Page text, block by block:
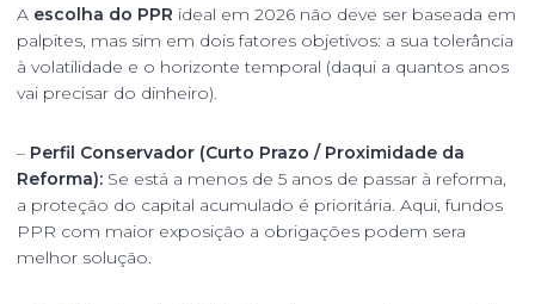
A escolha do PPR ideal em 2026 não deve ser baseada em
palpites, mas sim em dois fatores objetivos: a sua tolerância
à volatilidade e o horizonte temporal (daqui a quantos anos
vai precisar do dinheiro).
– Perfil Conservador (Curto Prazo / Proximidade da
Reforma): Se está a menos de 5 anos de passar à reforma,
a proteção do capital acumulado é prioritária. Aqui, fundos
PPR com maior exposição a obrigações podem sera
melhor solução.